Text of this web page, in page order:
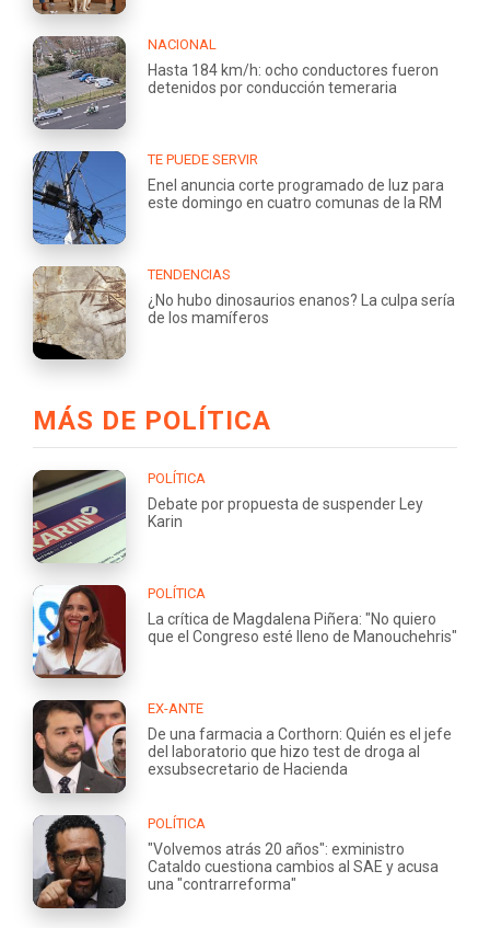
NACIONAL
Hasta 184 km/h: ocho conductores fueron
detenidos por conducción temeraria
TE PUEDE SERVIR
Enel anuncia corte programado de luz para
este domingo en cuatro comunas de la RM
TENDENCIAS
¿No hubo dinosaurios enanos? La culpa sería
de los mamíferos
MÁS DE POLÍTICA
POLÍTICA
Debate por propuesta de suspender Ley
Karin
POLÍTICA
La crítica de Magdalena Piñera: "No quiero
que el Congreso esté lleno de Manouchehris"
EX-ANTE
De una farmacia a Corthorn: Quién es el jefe
del laboratorio que hizo test de droga al
exsubsecretario de Hacienda
POLÍTICA
"Volvemos atrás 20 años": exministro
Cataldo cuestiona cambios al SAE y acusa
una "contrarreforma"